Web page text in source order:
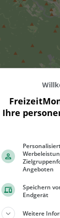
Ihre
Angeboten
Speichern
Endgerät
Weitere